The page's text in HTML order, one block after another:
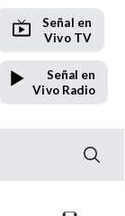
Señal en
Vivo TV
Señal en
Vivo Radio